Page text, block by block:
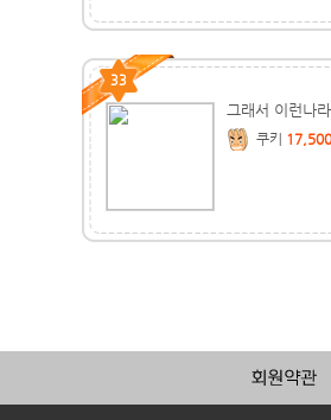
33
그래서 이런나
쿠키 17,500